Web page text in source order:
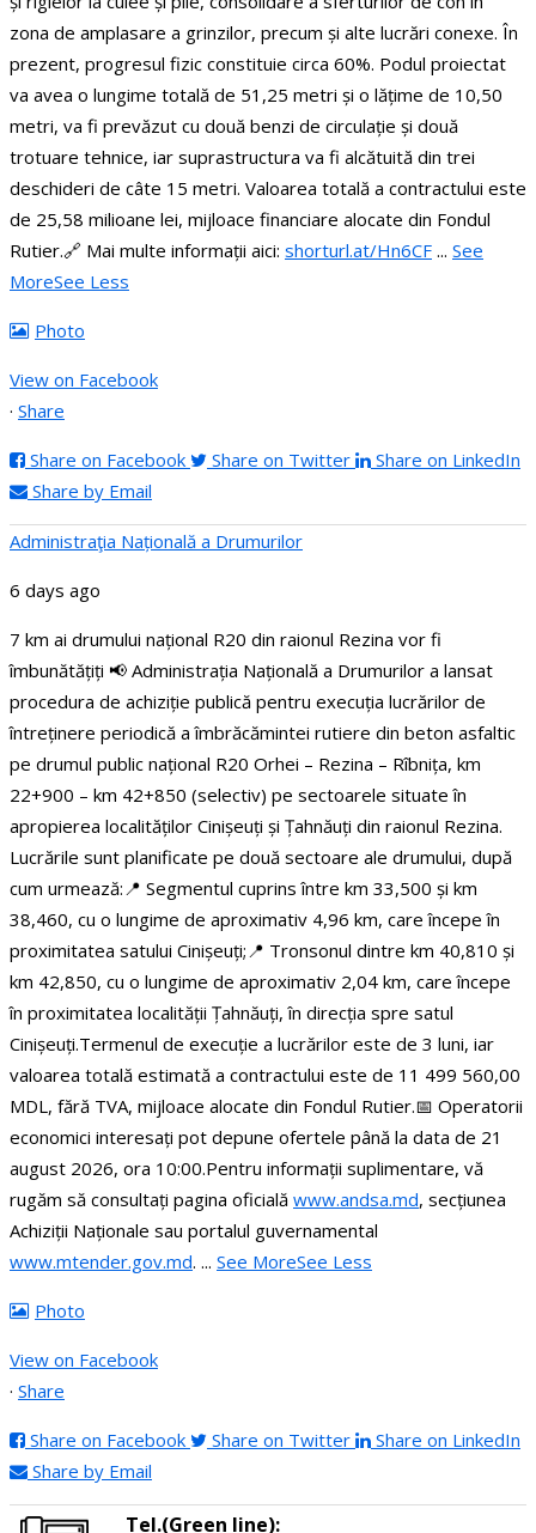
zona de amplasare a grinzilor, precum și alte lucrări conexe. În
prezent, progresul fizic constituie circa 60%. Podul proiectat
va avea o lungime totală de 51,25 metri și o lățime de 10,50
metri, va fi prevăzut cu două benzi de circulație și două
trotuare tehnice, iar suprastructura va fi alcătuită din trei
deschideri de câte 15 metri. Valoarea totală a contractului este
de 25,58 milioane lei, mijloace financiare alocate din Fondul
Rutier.🔗 Mai multe informații aici: shorturl.at/Hn6CF ... See
MoreSee Less
Photo
View on Facebook
· Share
Share on Facebook Share on Twitter
Share on LinkedIn
Share by Email
Administraţia Națională a Drumurilor
6 days ago
7 km ai drumului național R20 din raionul Rezina vor fi
îmbunătățiți 📢 Administrația Națională a Drumurilor a lansat
procedura de achiziție publică pentru execuția lucrărilor de
întreținere periodică a îmbrăcămintei rutiere din beton asfaltic
pe drumul public național R20 Orhei – Rezina – Rîbnița, km
22+900 – km 42+850 (selectiv) pe sectoarele situate în
apropierea localităților Cinișeuți și Țahnăuți din raionul Rezina.
Lucrările sunt planificate pe două sectoare ale drumului, după
cum urmează:📍 Segmentul cuprins între km 33,500 și km
38,460, cu o lungime de aproximativ 4,96 km, care începe în
proximitatea satului Cinișeuți;📍 Tronsonul dintre km 40,810 și
km 42,850, cu o lungime de aproximativ 2,04 km, care începe
în proximitatea localității Țahnăuți, în direcția spre satul
Cinișeuți.Termenul de execuție a lucrărilor este de 3 luni, iar
valoarea totală estimată a contractului este de 11 499 560,00
MDL, fără TVA, mijloace alocate din Fondul Rutier.📅 Operatorii
economici interesați pot depune ofertele până la data de 21
august 2026, ora 10:00.Pentru informații suplimentare, vă
rugăm să consultați pagina oficială www.andsa.md, secțiunea
Achiziții Naționale sau portalul guvernamental
www.mtender.gov.md. ... See MoreSee Less
Photo
View on Facebook
· Share
Share on Facebook Share on Twitter
Share on LinkedIn
Share by Email
Tel.(Green line):